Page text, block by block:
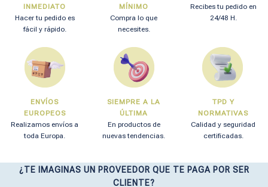
INMEDIATO
Hacer tu pedido es
fácil y rápido.
MÍNIMO
Compra lo que
necesites.
Recibes tu pedido en
24/48 H.
ENVÍOS
EUROPEOS
Realizamos envíos a
toda Europa.
SIEMPRE A LA
ÚLTIMA
En productos de
nuevas tendencias.
TPD Y
NORMATIVAS
Calidad y seguridad
certificadas.
¿TE IMAGINAS UN PROVEEDOR QUE TE PAGA POR SER
CLIENTE?